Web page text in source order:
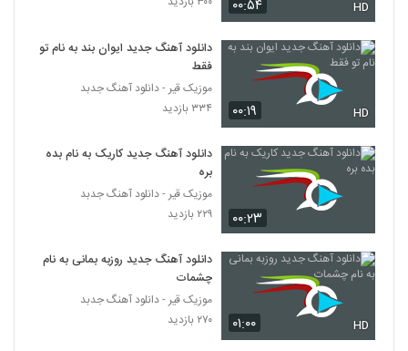
330
۷۸۳ بازدید
331
موزیک زیبای دوباره برگرد از سعید ساسانی
۶۵۶ بازدید
موزیک زیبای سورم از مجتبی شاه علی
333
دانلود آهنگ حرف حرف خودته از محمدرضا
بیاتی
334
دانلود آهنگ جدید و زیبای ایمان سلطانی با نام
ای زندگیم
۰۰:۵۴ HD
۰۰:۱۹ HD
دانلود آهنگ جدید ایوان بند به نام تو
فقط
موزیک قیر - دانلود آهنگ جدبد
۳۳۴ بازدید
۰۰:۲۳
دانلود آهنگ جدید کاریک به نام بده
بره
موزیک قیر - دانلود آهنگ جدبد
۲۲۹ بازدید
۰۱:۰۰ HD
دانلود آهنگ جدید روزبه بمانی به نام
چشمات
موزیک قیر - دانلود آهنگ جدبد
۲۷۰ بازدید